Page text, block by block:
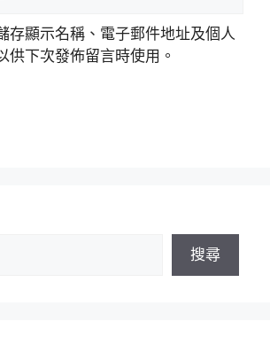
存顯示名稱、電子郵件地址及個人
供下次發佈留言時使用。
搜尋